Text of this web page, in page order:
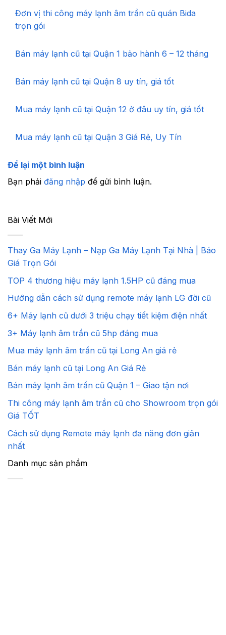
Đơn vị thi công máy lạnh âm trần cũ quán Bida
trọn gói
Bán máy lạnh cũ tại Quận 1 bảo hành 6 – 12 tháng
Bán máy lạnh cũ tại Quận 8 uy tín, giá tốt
Mua máy lạnh cũ tại Quận 12 ở đâu uy tín, giá tốt
Mua máy lạnh cũ tại Quận 3 Giá Rẻ, Uy Tín
Để lại một bình luận
Bạn phải đăng nhập để gửi bình luận.
Bài Viết Mới
Thay Ga Máy Lạnh – Nạp Ga Máy Lạnh Tại Nhà | Báo
Giá Trọn Gói
TOP 4 thương hiệu máy lạnh 1.5HP cũ đáng mua
Hướng dẫn cách sử dụng remote máy lạnh LG đời cũ
6+ Máy lạnh cũ dưới 3 triệu chạy tiết kiệm điện nhất
3+ Máy lạnh âm trần cũ 5hp đáng mua
Mua máy lạnh âm trần cũ tại Long An giá rẻ
Bán máy lạnh cũ tại Long An Giá Rẻ
Bán máy lạnh âm trần cũ Quận 1 – Giao tận nơi
Thi công máy lạnh âm trần cũ cho Showroom trọn gói
Giá TỐT
Cách sử dụng Remote máy lạnh đa năng đơn giản
nhất
Danh mục sản phẩm